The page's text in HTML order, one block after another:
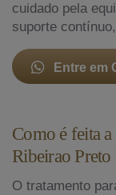
cuidado pela
suporte
Entre em
Como é feita
Ribeirao Preto
O tratamento